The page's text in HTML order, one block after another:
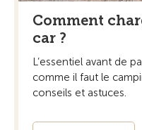
Comment
car ?
L’essentiel avant de
comme il faut le
conseils et astuces.